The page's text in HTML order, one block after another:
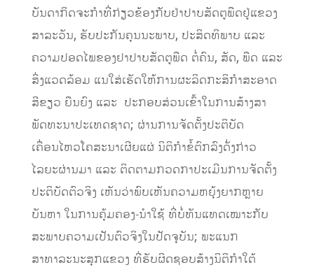
ບັນດາກິດຈະກໍາທີ່ກ່ຽວຂ້ອງກັບຢ່າປາບສັດຕູພືດຢູ່ແຂວງ
ສາລະວັນ, ຮັບປະກັນຄຸນນະພາບ, ປະສິດທິພາບ ແລະ
ຄວາມປອດໄພຂອງຢາປາບສັດຕູພືດ ຕໍ່ຄົນ, ສັດ, ພືດ ແລະ
ສິ່ງແວດລ້ອມ ແນໃສ່ເຮັດໃຫ້ການຜະລິດກະສິກໍາສະອາດ
ສີຂຽວ ຍືນຍົງ ແລະ ປະກອບສ່ວນເຂົ້າໃນການສ້າງສາ
ພັດທະນາປະເທດຊາດ; ຜ່ານການຈັດຕັ້ງປະຕິບັດ
ເຄື່ອນໄຫວໂຄສະນາເຜີຍແຜ່ ນິຕິກໍາຂໍ້ຕົກລົງດັ່ງກ່າວ
ໄລຍະຜ່ານມາ ແລະ ຕິດຕາມກວດກາປະເມີນການຈັດຕັ້ງ
ປະຕິບັດຕົວຈິງ ເຫັນວ່າພົບເຫັນຄວາມຫຍຸ້ງຍາກຫຼາຍ
ບັນຫາ ໃນການຄຸ້ມຄອງ-ນໍາໃຊ້ ທີ່ບໍ່ທັນແທດເໝາະກັບ
ສະພາບຄວາມເປັນຕົວຈິງໃນປັດຈຸບັນ; ພະແນກ
ສາທາລະນະສຸກແຂວງ ທີ່ຮັບຜິດຊອບສ້າງນິຕິກໍາໃຕ້